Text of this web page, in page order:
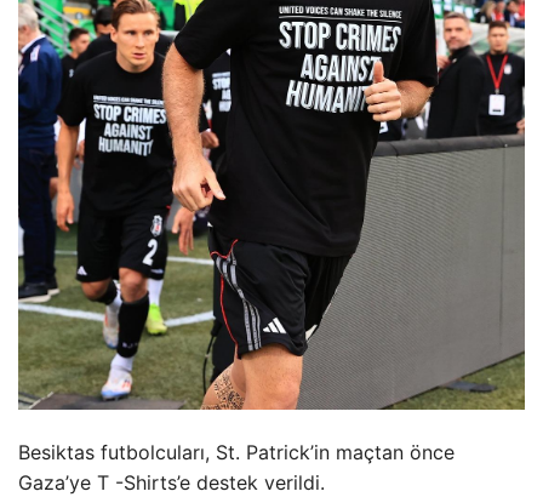
Besiktas futbolcuları, St. Patrick’in maçtan önce
Gaza’ye T -Shirts’e destek verildi.